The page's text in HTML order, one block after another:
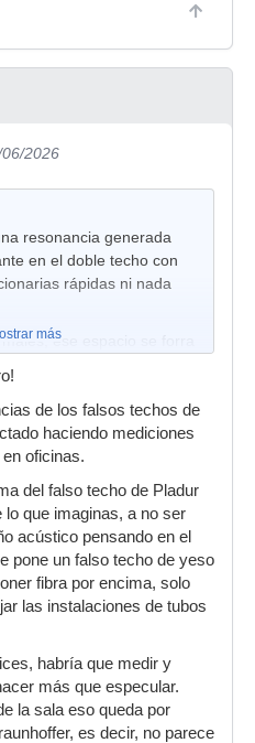
2026
resonancia generada
en el doble techo con
rápidas ni nada
ese espacio se forra
a mí, vaya.
más
de los falsos techos de
haciendo mediciones
oficinas.
del falso techo de Pladur
que imaginas, a no ser
acústico pensando en el
pone un falso techo de yeso
fibra por encima, solo
las instalaciones de tubos
habría que medir y
más que especular.
la sala eso queda por
es decir, no parece